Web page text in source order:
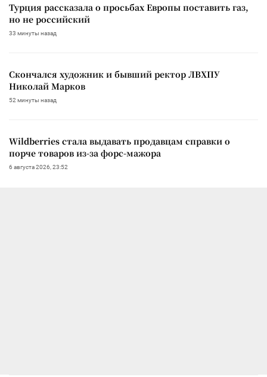
Турция рассказала о просьбах Европы поставить газ,
но не российский
33 минуты назад
Скончался художник и бывший ректор ЛВХПУ
Николай Марков
52 минуты назад
Wildberries стала выдавать продавцам справки о
порче товаров из-за форс-мажора
6 августа 2026, 23:52